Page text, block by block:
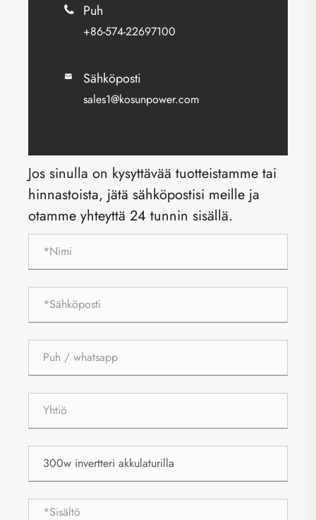
 Puh
+86-574-22697100
 Sähköposti
sales1@kosunpower.com
Jos sinulla on kysyttävää tuotteistamme tai
hinnastoista, jätä sähköpostisi meille ja
otamme yhteyttä 24 tunnin sisällä.